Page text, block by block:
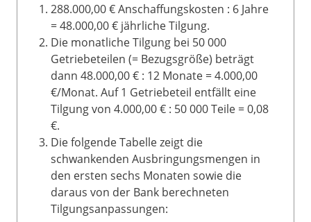
288.000,00 € Anschaffungskosten : 6 Jahre
= 48.000,00 € jährliche Tilgung.
Die monatliche Tilgung bei 50 000
Getriebeteilen (= Bezugsgröße) beträgt
dann 48.000,00 € : 12 Monate = 4.000,00
€/Monat. Auf 1 Getriebeteil entfällt eine
Tilgung von 4.000,00 € : 50 000 Teile = 0,08
€.
Die folgende Tabelle zeigt die
schwankenden Ausbringungsmengen in
den ersten sechs Monaten sowie die
daraus von der Bank berechneten
Tilgungsanpassungen: